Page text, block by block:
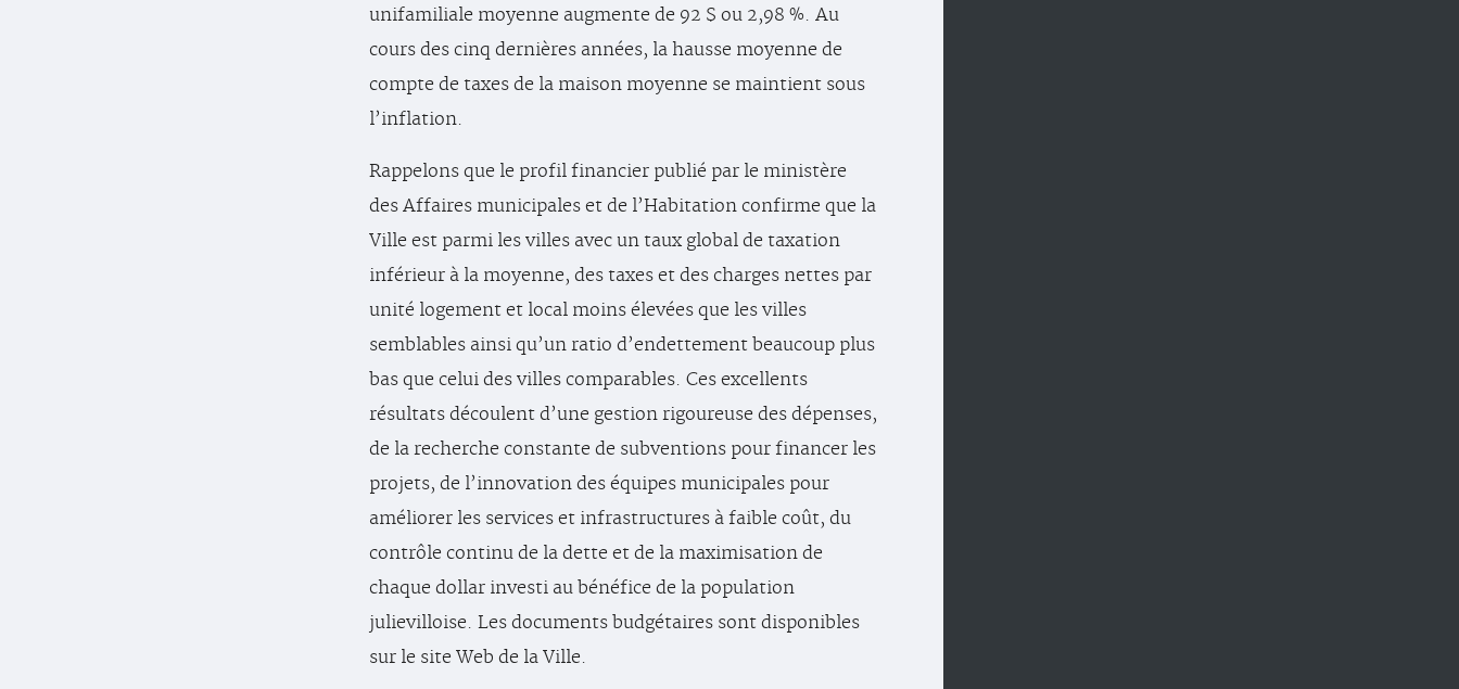
unifamiliale moyenne augmente de 92 $ ou 2,98 %. Au
cours des cinq dernières années, la hausse moyenne de
compte de taxes de la maison moyenne se maintient sous
l’inflation.
Rappelons que le profil financier publié par le ministère
des Affaires municipales et de l’Habitation confirme que la
Ville est parmi les villes avec un taux global de taxation
inférieur à la moyenne, des taxes et des charges nettes par
unité logement et local moins élevées que les villes
semblables ainsi qu’un ratio d’endettement beaucoup plus
bas que celui des villes comparables. Ces excellents
résultats découlent d’une gestion rigoureuse des dépenses,
de la recherche constante de subventions pour financer les
projets, de l’innovation des équipes municipales pour
améliorer les services et infrastructures à faible coût, du
contrôle continu de la dette et de la maximisation de
chaque dollar investi au bénéfice de la population
julievilloise. Les documents budgétaires sont disponibles
sur le site Web de la Ville.